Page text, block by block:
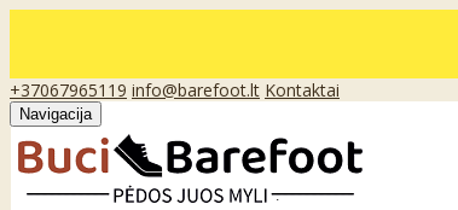
+37067965119 info@barefoot.lt Kontaktai
Navigacija